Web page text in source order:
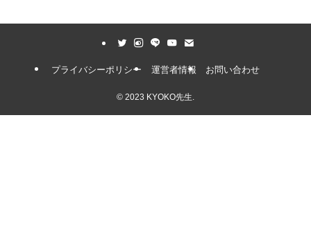
プライバシーポリシー 運営者情報 お問い合わせ
© 2023 KYOKO先生.